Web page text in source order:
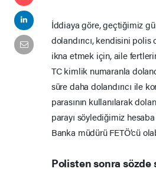
İddiaya göre, geçtiğimiz
dolandırıcı, kendisini polis
ikna etmek için, aile
TC kimlik numaranla
süre daha dolandırıcı ile
parasının kullanılarak
parayı söylediğimiz
Banka müdürü FETÖ’cü
Polisten sonra sözde